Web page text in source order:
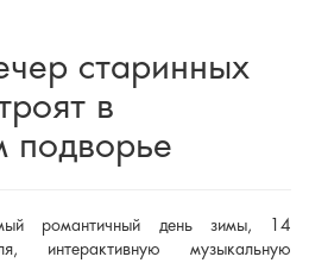
старинных
в
подворье
романтичный день зимы, 14
интерактивную музыкальную